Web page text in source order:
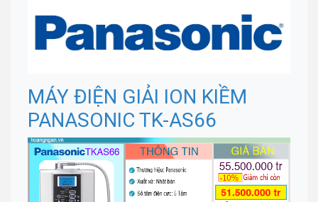
MÁY ĐIỆN GIẢI ION KIỀM
PANASONIC TK-AS66